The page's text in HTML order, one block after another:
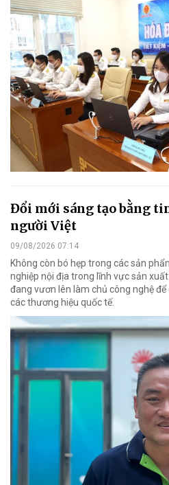
Đổi mới sáng tạo bằng
người Việt
09/08/2026 07:14
Không còn bó hẹp trong các sản
nghiệp nội địa trong lĩnh vực sản
đang vươn lên làm chủ công nghệ
các thương hiệu quốc tế.